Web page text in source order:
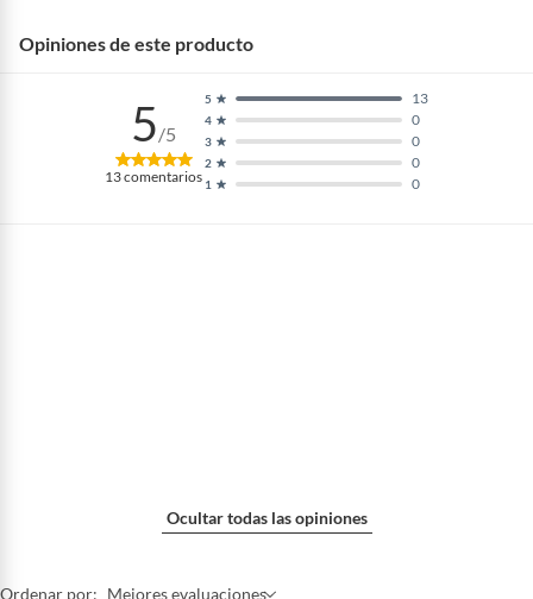
Opiniones de este producto
5/5
13comentarios 1 0
2 0
3 0
4 0
5 13
Ocultar todas las opiniones
Ordenar por: Mejores evaluaciones